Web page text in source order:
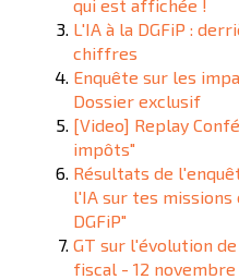
qui est affichée !
L'IA à la DGFiP :
chiffres
Enquête sur les
Dossier exclusif
[Video] Replay
impôts"
Résultats de
l'IA sur tes
DGFiP"
GT sur l'évolution
fiscal - 12